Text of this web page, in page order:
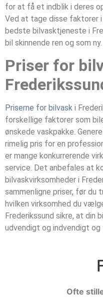
for at få et indblik i deres
Ved at tage disse faktorer
bedste bilvasktjeneste i
bil skinnende ren og som ny.
Priser for
Priserne for bilvask i
forskellige faktorer som
ønskede vaskpakke.
rimelig pris for en
er mange konkurrerende
service. Det anbefales at
bilvaskvirksomheder i
sammenligne priser, før
hvilken virksomhed du
Frederikssund sikre, at din
udvendigt og indvendigt og
Ofte